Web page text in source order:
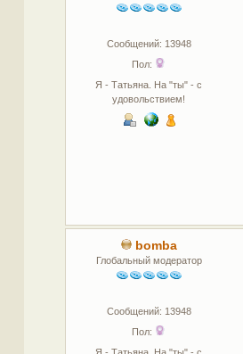
Сообщений: 13948
Пол:
Я - Татьяна. На "ты" - с
удовольствием!
bomba
Глобальный модератор
Сообщений: 13948
Пол: